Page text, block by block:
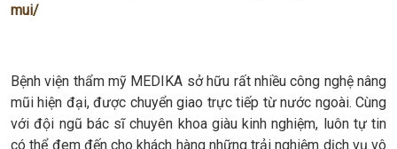
mui/
Bệnh viện thẩm mỹ MEDIKA sở hữu rất nhiều công nghệ nâng
mũi hiện đại, được chuyển giao trực tiếp từ nước ngoài. Cùng
với đội ngũ bác sĩ chuyên khoa giàu kinh nghiệm, luôn tự tin
có thể đem đến cho khách hàng những trải nghiệm dịch vụ vô